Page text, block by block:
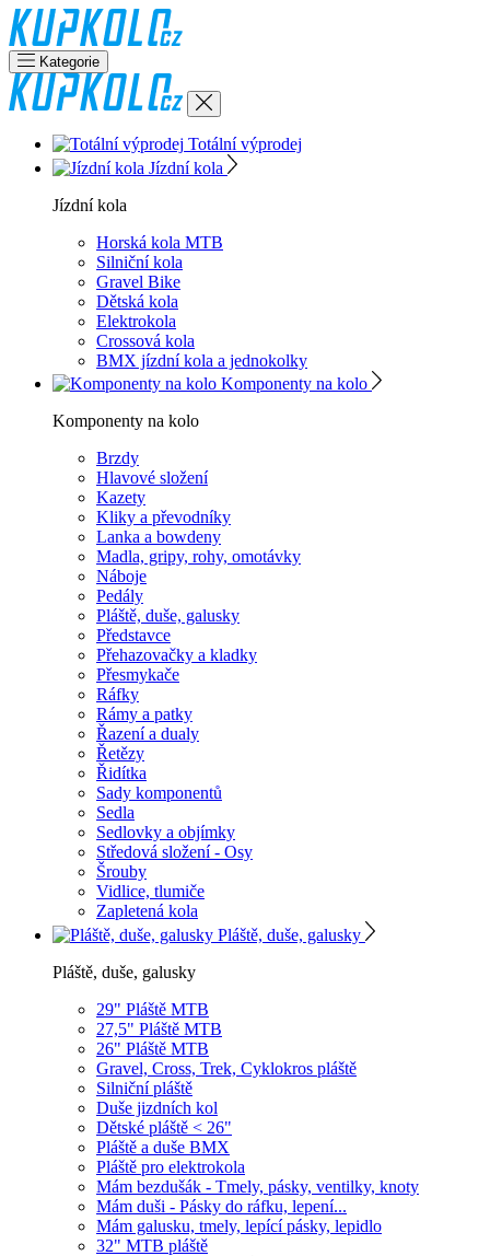
Kategorie
Totální výprodej
Jízdní kola
Jízdní kola
Horská kola MTB
Silniční kola
Gravel Bike
Dětská kola
Elektrokola
Crossová kola
BMX jízdní kola a jednokolky
Komponenty na kolo
Komponenty na kolo
Brzdy
Hlavové složení
Kazety
Kliky a převodníky
Lanka a bowdeny
Madla, gripy, rohy, omotávky
Náboje
Pedály
Pláště, duše, galusky
Představce
Přehazovačky a kladky
Přesmykače
Ráfky
Rámy a patky
Řazení a dualy
Řetězy
Řidítka
Sady komponentů
Sedla
Sedlovky a objímky
Středová složení - Osy
Šrouby
Vidlice, tlumiče
Zapletená kola
Pláště, duše, galusky
Pláště, duše, galusky
29" Pláště MTB
27,5" Pláště MTB
26" Pláště MTB
Gravel, Cross, Trek, Cyklokros pláště
Silniční pláště
Duše jizdních kol
Dětské pláště < 26"
Pláště a duše BMX
Pláště pro elektrokola
Mám bezdušák - Tmely, pásky, ventilky, knoty
Mám duši - Pásky do ráfku, lepení...
Mám galusku, tmely, lepící pásky, lepidlo
32" MTB pláště